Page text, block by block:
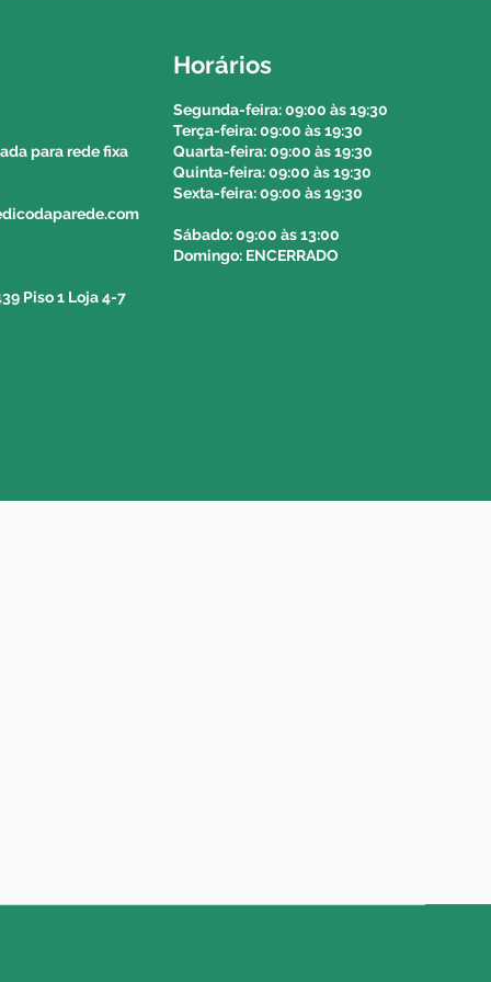
do seu produto via
valor e o prazo de entrega
214564153 e solicitar a
do balcão.
para rede fixa
Piso 1 Loja 4-7
Horários
Segunda-feira: 09:00 às 19:30
Terça-feira: 09:00 às 19:30
Quarta-feira: 09:00 às 19:30
Quinta-feira: 09:00 às 19:30
Sexta-feira: 09:00 às 19:30
Sábado: 09:00 às 13:00
Domingo: ENCERRADO